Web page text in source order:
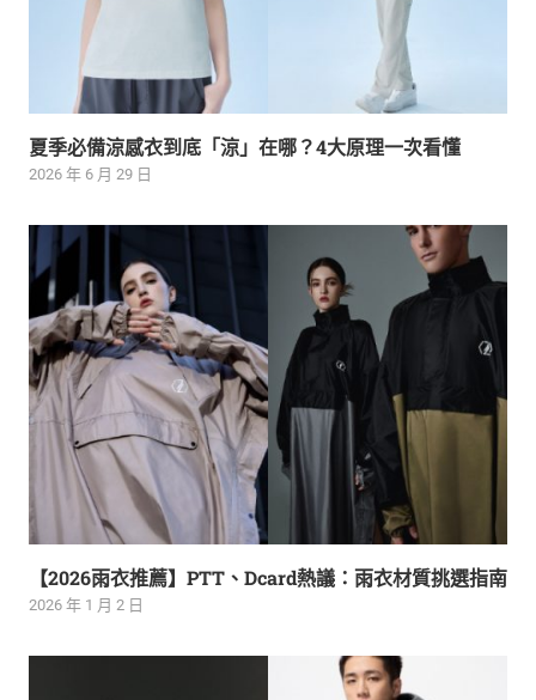
夏季必備涼感衣到底「涼」在哪？4大原理一次看懂
2026 年 6 月 29 日
【2026雨衣推薦】PTT、Dcard熱議：雨衣材質挑選指南
2026 年 1 月 2 日